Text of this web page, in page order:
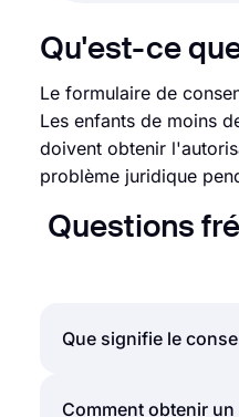
Qu'est-ce
Le formulaire de
Les enfants de moins
doivent obtenir
problème juridique
Questions
Que signifie le
Le consentement
Comment obtenir